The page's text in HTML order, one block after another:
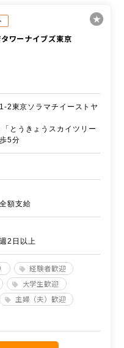
ワーナイブズ東京
2東京ソラマチイーストヤ
「とうきょうスカイツリー
5分
額支給
2日以上
経験者歓迎
大学生歓迎
主婦（夫）歓迎